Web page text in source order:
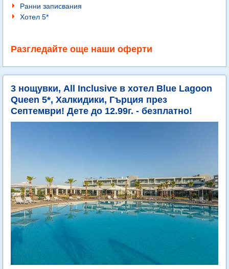
Ранни записвания
Хотел 5*
Разгледайте още наши оферти
3 нощувки, All Inclusive в хотел Blue Lagoon
Queen 5*, Халкидики, Гърция през
Септември! Дете до 12.99г. - безплатно!